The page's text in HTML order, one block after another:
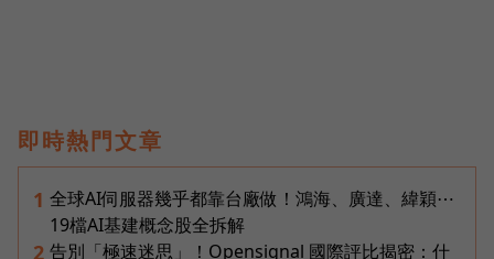
即時熱門文章
1 全球AI伺服器幾乎都靠台廠做！鴻海、廣達、緯穎⋯
19檔AI基建概念股全拆解
2 告別「極速迷思」！Opensignal 國際評比揭密：什